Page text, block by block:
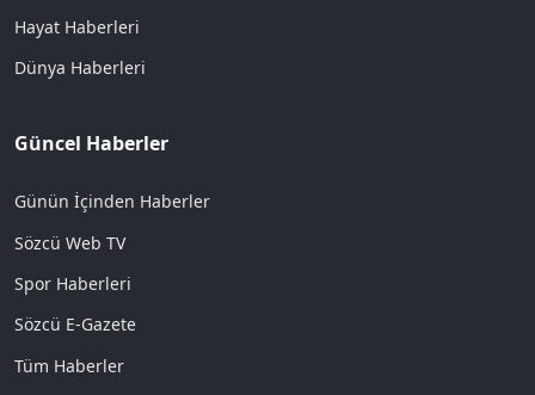
Hayat Haberleri
Dünya Haberleri
Güncel Haberler
Günün İçinden Haberler
Sözcü Web TV
Spor Haberleri
Sözcü E-Gazete
Tüm Haberler